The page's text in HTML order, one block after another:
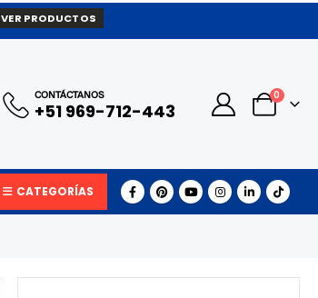
VER PRODUCTOS
CONTÁCTANOS
+51 969-712-443
0
CATEGORÍAS